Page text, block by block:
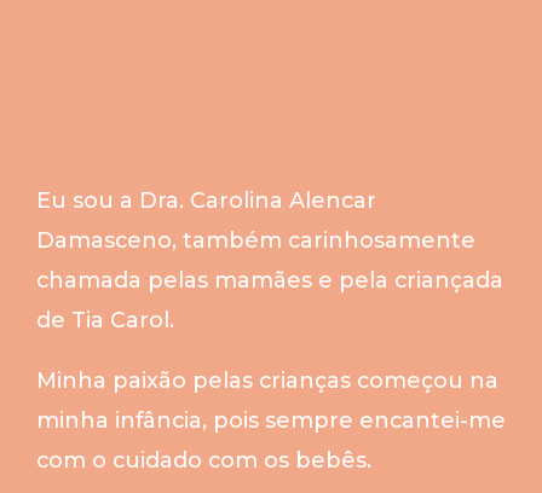
Eu sou a Dra. Carolina Alencar
Damasceno, também carinhosamente
chamada pelas mamães e pela criançada
de Tia Carol.
Minha paixão pelas crianças começou na
minha infância, pois sempre encantei-me
com o cuidado com os bebês.